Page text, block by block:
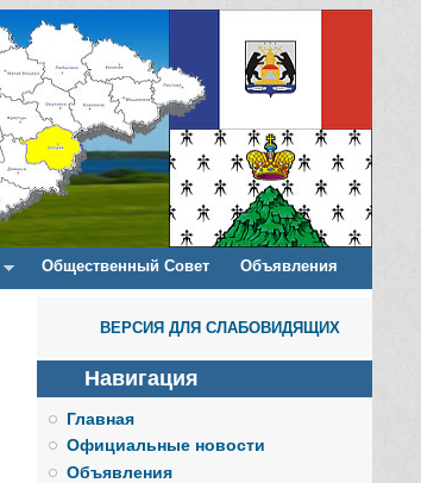
Общественный Совет Объявления
ВЕРСИЯ ДЛЯ СЛАБОВИДЯЩИХ
Навигация
Главная
Официальные новости
Объявления